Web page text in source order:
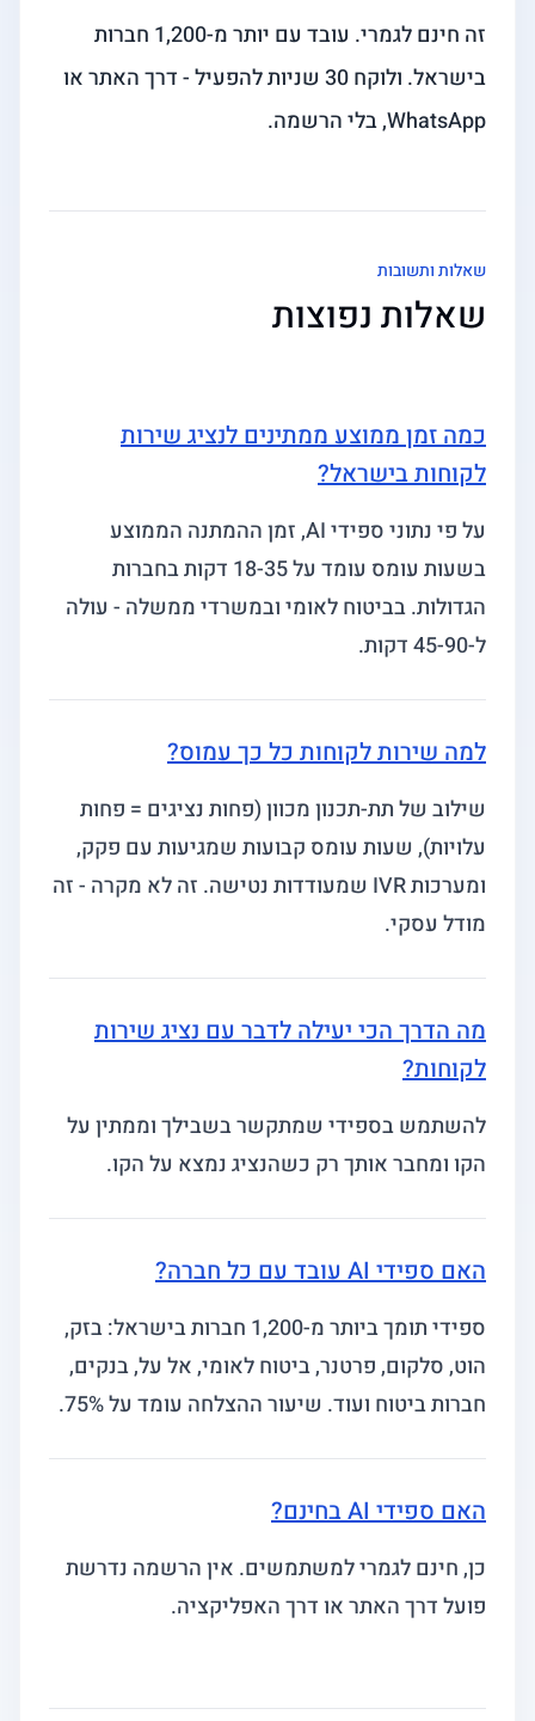
זה חינם לגמרי. עובד עם יותר מ-1,200 חברות
בישראל. ולוקח 30 שניות להפעיל - דרך האתר או
WhatsApp, בלי הרשמה.
שאלות ותשובות
שאלות נפוצות
כמה זמן ממוצע ממתינים לנציג שירות
לקוחות בישראל?
על פי נתוני ספידי AI, זמן ההמתנה הממוצע
בשעות עומס עומד על 18-35 דקות בחברות
הגדולות. בביטוח לאומי ובמשרדי ממשלה - עולה
ל-45-90 דקות.
למה שירות לקוחות כל כך עמוס?
שילוב של תת-תכנון מכוון (פחות נציגים = פחות
עלויות), שעות עומס קבועות שמגיעות עם פקק,
ומערכות IVR שמעודדות נטישה. זה לא מקרה - זה
מודל עסקי.
מה הדרך הכי יעילה לדבר עם נציג שירות
לקוחות?
להשתמש בספידי שמתקשר בשבילך וממתין על
הקו ומחבר אותך רק כשהנציג נמצא על הקו.
האם ספידי AI עובד עם כל חברה?
ספידי תומך ביותר מ-1,200 חברות בישראל: בזק,
הוט, סלקום, פרטנר, ביטוח לאומי, אל על, בנקים,
חברות ביטוח ועוד. שיעור ההצלחה עומד על 75%.
האם ספידי AI בחינם?
כן, חינם לגמרי למשתמשים. אין הרשמה נדרשת
פועל דרך האתר או דרך האפליקציה.